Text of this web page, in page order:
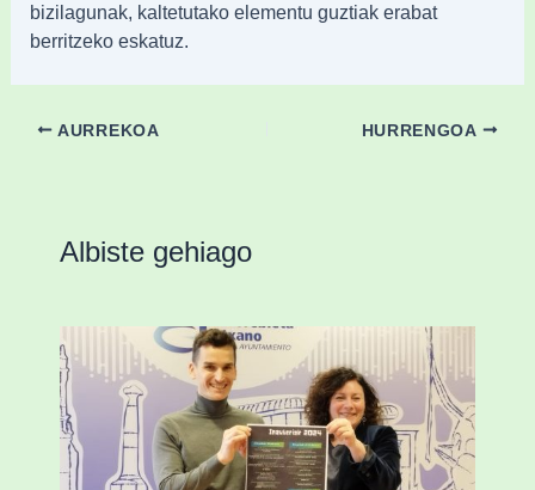
bizilagunak, kaltetutako elementu guztiak erabat
berritzeko eskatuz.
AURREKOA HURRENGOA
Albiste gehiago